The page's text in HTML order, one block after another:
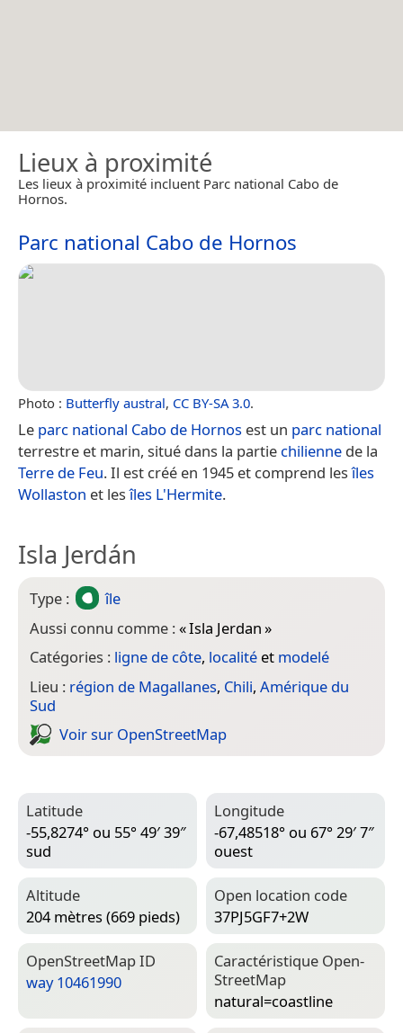
Lieux à proximité
Les lieux à proximité incluent Parc national Cabo de
Hornos.
Parc national Cabo de Hornos
Photo : Butterfly austral, CC BY-SA 3.0.
Le parc national Cabo de Hornos est un parc national
terrestre et marin, situé dans la partie chilienne de la
Terre de Feu. Il est créé en 1945 et comprend lesîles
Wollaston et lesîles L'Hermite.
Isla Jerdán
Type :
île
Aussi connu comme :«Isla Jerdan»
Catégories : ligne de côte, localité et modelé
Lieu : région de Magallanes, Chili, Amérique du
Sud
Voir sur Open­Street­Map
Latitude
-55,8274° ou 55° 49′ 39″
sud
Longitude
-67,48518° ou 67° 29′ 7″
ouest
Altitude
204 mètres (669 pieds)
Open location code
37PJ5GF7+2W
Open­Street­Map ID
way 10461990
Caractéristique Open­
Street­Map
natural=­coastline